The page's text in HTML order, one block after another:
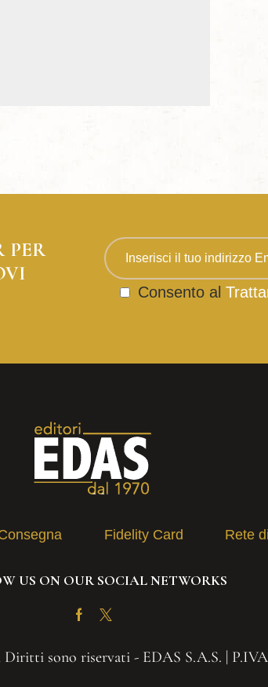
PER
Consento al
Fidelity Card Rete
US ON OUR SOCIAL NETWORKS
Facebook
Twitter
sono riservati - EDAS S.A.S. | P.IVA